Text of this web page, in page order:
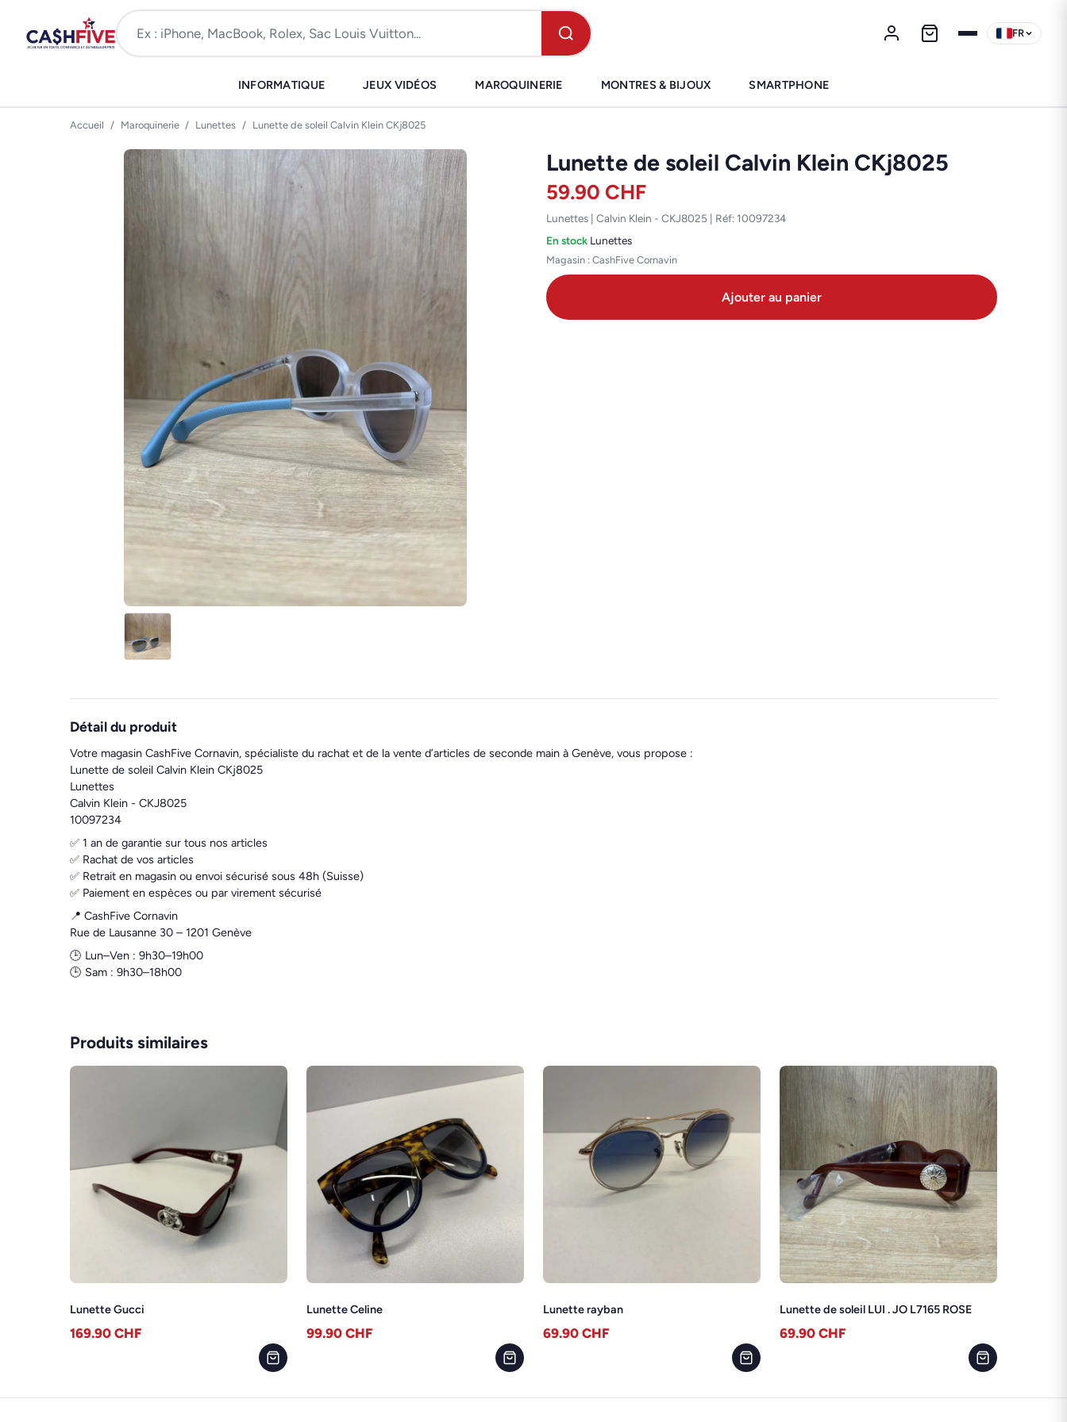
FR
INFORMATIQUE JEUX VIDÉOS MAROQUINERIE MONTRES & BIJOUX SMARTPHONE
Accueil / Maroquinerie / Lunettes / Lunette de soleil Calvin Klein CKj8025
Lunette de soleil Calvin Klein CKj8025
59.90 CHF
Lunettes | Calvin Klein - CKJ8025 | Réf: 10097234
En stock·Lunettes
Magasin : CashFive Cornavin
Ajouter au panier
Détail du produit
Votre magasin CashFive Cornavin, spécialiste du rachat et de la vente d’articles de seconde main à Genève, vous propose :
Lunette de soleil Calvin Klein CKj8025
Lunettes
Calvin Klein - CKJ8025
10097234
✅ 1 an de garantie sur tous nos articles
✅ Rachat de vos articles
✅ Retrait en magasin ou envoi sécurisé sous 48h (Suisse)
✅ Paiement en espèces ou par virement sécurisé
📍 CashFive Cornavin
Rue de Lausanne 30 – 1201 Genève
🕒 Lun–Ven : 9h30–19h00
🕒 Sam : 9h30–18h00
Produits similaires
Lunette Gucci
169.90 CHF
Lunette Celine
99.90 CHF
Lunette rayban
69.90 CHF
Lunette de soleil LUI . JO L7165 ROSE
69.90 CHF